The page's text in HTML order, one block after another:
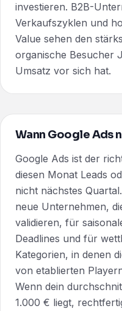
investieren. B2B-
Verkaufszyklen und
Value sehen den
organische Besucher
Umsatz vor sich hat.
Wann Google Ads
Google Ads ist der
diesen Monat Leads
nicht nächstes
neue Unternehmen,
validieren, für
Deadlines und für
Kategorien, in denen
von etablierten
Wenn dein
1.000 € liegt,